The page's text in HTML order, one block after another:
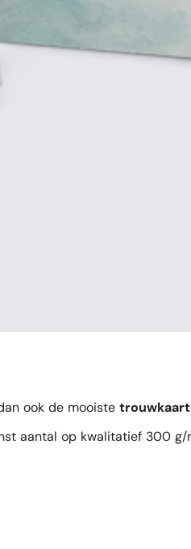
ook de mooiste
aantal op kwalitatief 300 g/